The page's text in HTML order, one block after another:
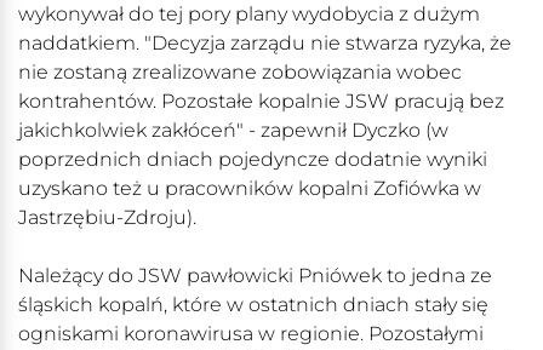
wykonywał do tej pory plany wydobycia z dużym
naddatkiem. "Decyzja zarządu nie stwarza ryzyka, że
nie zostaną zrealizowane zobowiązania wobec
kontrahentów. Pozostałe kopalnie JSW pracują bez
jakichkolwiek zakłóceń" - zapewnił Dyczko (w
poprzednich dniach pojedyncze dodatnie wyniki
uzyskano też u pracowników kopalni Zofiówka w
Jastrzębiu-Zdroju).
Należący do JSW pawłowicki Pniówek to jedna ze
śląskich kopalń, które w ostatnich dniach stały się
ogniskami koronawirusa w regionie. Pozostałymi